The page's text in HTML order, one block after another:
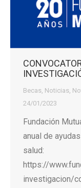
Becas, Noticias,
24/01/2023
Fundación
anual de
salud:
https://
investigacion/